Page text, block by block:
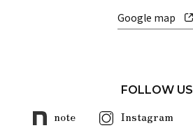
Google map
FOLLOW US
note Instagram